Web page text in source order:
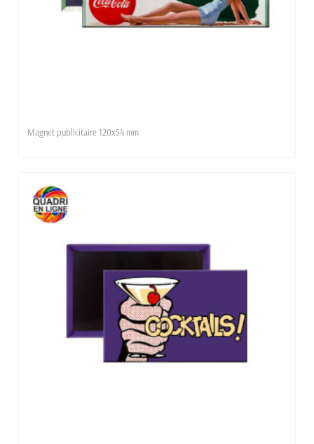
Magnet publicitaire 120x54 mm